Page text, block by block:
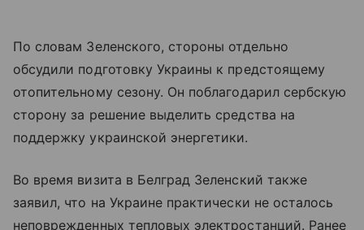
По словам Зеленского, стороны отдельно
обсудили подготовку Украины к предстоящему
отопительному сезону. Он поблагодарил сербскую
сторону за решение выделить средства на
поддержку украинской энергетики.
Во время визита в Белград Зеленский также
заявил, что на Украине практически не осталось
неповрежденных тепловых электростанций. Ранее